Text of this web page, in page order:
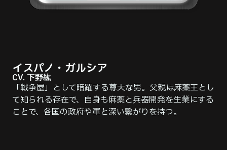
イスパノ・ガルシア
CV. 下野紘
「戦争屋」として暗躍する尊大な男。父親は麻薬王とし
て知られる存在で、自身も麻薬と兵器開発を生業にする
ことで、各国の政府や軍と深い繋がりを持つ。